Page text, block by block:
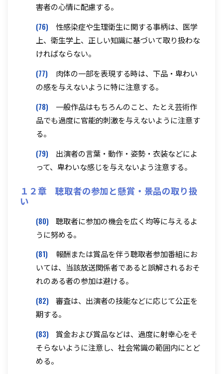
害者の心情に配慮する。
(76)
性感染症や生理衛生に関する事柄は、医学
上、衛生学上、正しい知識に基づいて取り扱わな
ければならない。
(77)
肉体の一部を表現する時は、下品・卑わい
の感を与えないように特に注意する。
(78)
一般作品はもちろんのこと、たとえ芸術作
品でも過度に官能的刺激を与えないように注意す
る。
(79)
出演者の言葉・動作・姿勢・衣装などによ
って、卑わいな感じを与えないよう注意する。
１２章 聴取者の参加と懸賞・景品の取り扱
い
(80)
聴取者に参加の機会を広く均等に与えるよ
うに努める。
(81)
報酬または賞品を伴う聴取者参加番組にお
いては、当該放送関係者であると誤解されるおそ
れのある者の参加は避ける。
(82)
審査は、出演者の技能などに応じて公正を
期する。
(83)
賞金および賞品などは、過度に射幸心をそ
そらないように注意し、社会常識の範囲内にとど
める。